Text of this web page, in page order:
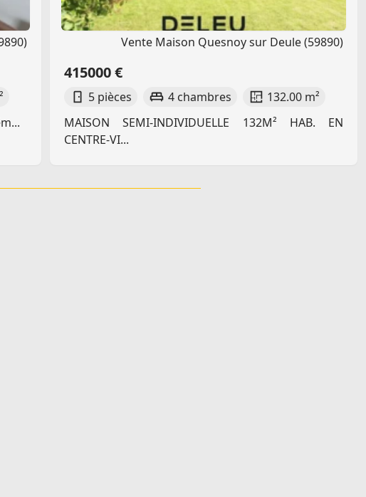
Vente Maison Quesnoy sur Deule (59890)
415000 €
5 pièces 4 chambres
132.00 m²
MAISON SEMI-INDIVIDUELLE 132M² HAB. EN
CENTRE-VI...